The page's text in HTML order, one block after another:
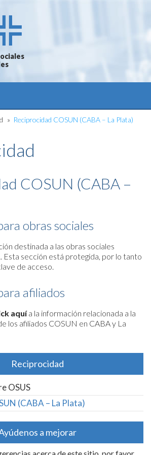
» Reciprocidad COSUN (CABA – La Plata)
COSUN (CABA –
obras sociales
destinada a las obras sociales
. Esta sección está protegida, por lo tanto
de acceso.
afiliados
aquía la información relacionada a la
los afiliados COSUN en CABA y La
Reciprocidad
OSUS
(CABA – La Plata)
a mejorar